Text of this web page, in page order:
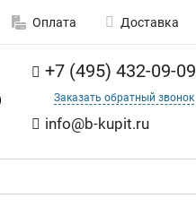
Оплата Доставка
+7 (495) 432-09-09
Заказать обратный звонок
info@b-kupit.ru